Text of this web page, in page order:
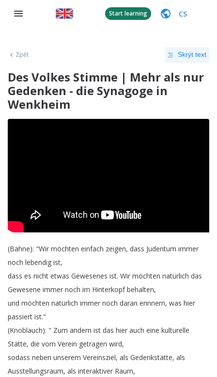
Start learning CS
Zpět Skrýt text
Des Volkes Stimme | Mehr als nur
Gedenken - die Synagoge in
Wenkheim
(Bähne): "Wir möchten einfach zeigen, dass Judentum immer
noch lebendig ist,
dass es nicht etwas Gewesenes ist. Wir möchten natürlich das
Gewesene immer noch im Hinterkopf behalten,
und möchten natürlich immer noch daran erinnern, was hier
passiert ist."
(Knoblauch): " Zum andern ist das hier auch eine kulturelle
Stätte, die vom Verein getragen wird,
sodass neben unserem Vereinsziel, als Gedenkstätte, als
Ausstellungsraum, als interaktiver Raum,